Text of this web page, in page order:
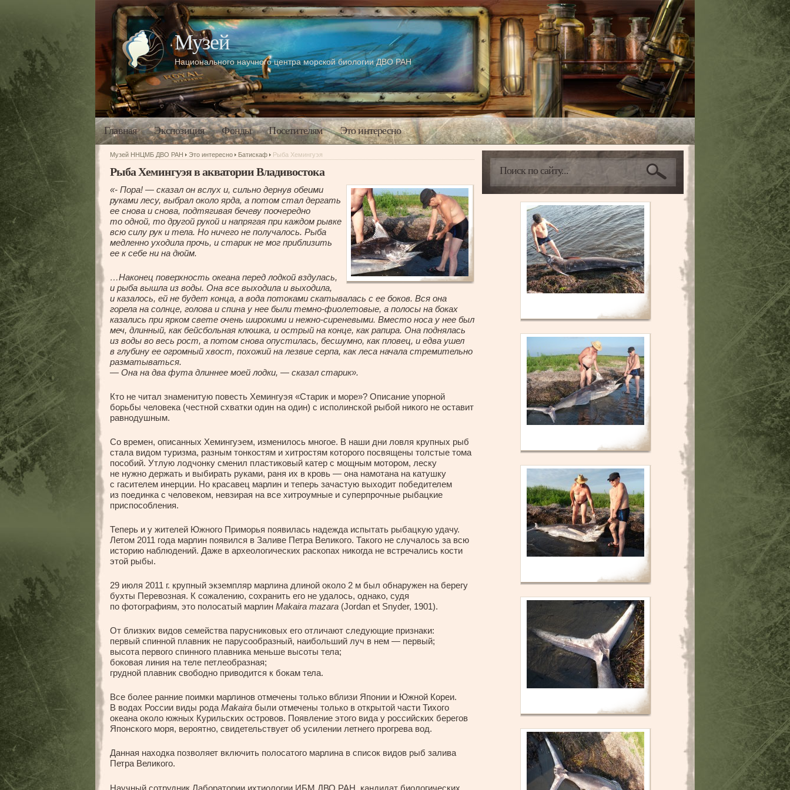
Музей
Национального научного центра морской биологии ДВО РАН
Главная Экспозиция Фонды Посетителям Это интересно
Музей ННЦМБ ДВО РАН Это интересно Батискаф Рыба Хемингуэя
Рыба Хемингуэя в акватории Владивостока
«- Пора! — сказал он вслух и, сильно дернув обеими
руками лесу, выбрал около ярда, а потом стал дергать
ее снова и снова, подтягивая бечеву поочередно
то одной, то другой рукой и напрягая при каждом рывке
всю силу рук и тела. Но ничего не получалось. Рыба
медленно уходила прочь, и старик не мог приблизить
ее к себе ни на дюйм.
…Наконец поверхность океана перед лодкой вздулась,
и рыба вышла из воды. Она все выходила и выходила,
и казалось, ей не будет конца, а вода потоками скатывалась с ее боков. Вся она
горела на солнце, голова и спина у нее были темно-фиолетовые, а полосы на боках
казались при ярком свете очень широкими и нежно-сиреневыми. Вместо носа у нее был
меч, длинный, как бейсбольная клюшка, и острый на конце, как рапира. Она поднялась
из воды во весь рост, а потом снова опустилась, бесшумно, как пловец, и едва ушел
в глубину ее огромный хвост, похожий на лезвие серпа, как леса начала стремительно
разматываться.
— Она на два фута длиннее моей лодки, — сказал старик».
Кто не читал знаменитую повесть Хемингуэя «Старик и море»? Описание упорной
борьбы человека (честной схватки один на один) с исполинской рыбой никого не оставит
равнодушным.
Со времен, описанных Хемингуэем, изменилось многое. В наши дни ловля крупных рыб
стала видом туризма, разным тонкостям и хитростям которого посвящены толстые тома
пособий. Утлую лодчонку сменил пластиковый катер с мощным мотором, леску
не нужно держать и выбирать руками, раня их в кровь — она намотана на катушку
с гасителем инерции. Но красавец марлин и теперь зачастую выходит победителем
из поединка с человеком, невзирая на все хитроумные и суперпрочные рыбацкие
приспособления.
Теперь и у жителей Южного Приморья появилась надежда испытать рыбацкую удачу.
Летом 2011 года марлин появился в Заливе Петра Великого. Такого не случалось за всю
историю наблюдений. Даже в археологических раскопах никогда не встречались кости
этой рыбы.
29 июля 2011 г. крупный экземпляр марлина длиной около 2 м был обнаружен на берегу
бухты Перевозная. К сожалению, сохранить его не удалось, однако, судя
по фотографиям, это полосатый марлин Makaira mazara (Jordan et Snyder, 1901).
От близких видов семейства парусниковых его отличают следующие признаки:
первый спинной плавник не парусообразный, наибольший луч в нем — первый;
высота первого спинного плавника меньше высоты тела;
боковая линия на теле петлеобразная;
грудной плавник свободно приводится к бокам тела.
Все более ранние поимки марлинов отмечены только вблизи Японии и Южной Кореи.
В водах России виды родаMakaira были отмечены только в открытой части Тихого
океана около южных Курильских островов. Появление этого вида у российских берегов
Японского моря, вероятно, свидетельствует об усилении летнего прогрева вод.
Данная находка позволяет включить полосатого марлина в список видов рыб залива
Петра Великого.
Научный сотрудник Лаборатории ихтиологии ИБМ ДВО РАН, кандидат биологических